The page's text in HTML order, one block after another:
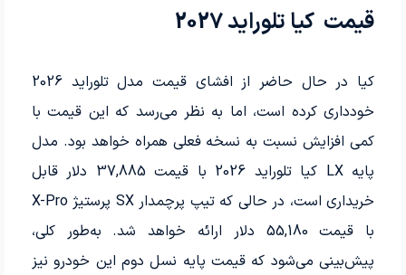
قیمت کیا تلوراید 2027
کیا در حال حاضر از افشای قیمت مدل تلوراید 2026
خودداری کرده است، اما به نظر می‌رسد که این قیمت با
کمی افزایش نسبت به نسخه فعلی همراه خواهد بود. مدل
پایه LX کیا تلوراید 2026 با قیمت 37,885 دلار قابل
خریداری است، در حالی که تیپ پرچمدار SX پرستیژ X-Pro
با قیمت 55,180 دلار ارائه خواهد شد. به‌طور کلی،
پیش‌بینی می‌شود که قیمت پایه نسل دوم این خودرو نیز